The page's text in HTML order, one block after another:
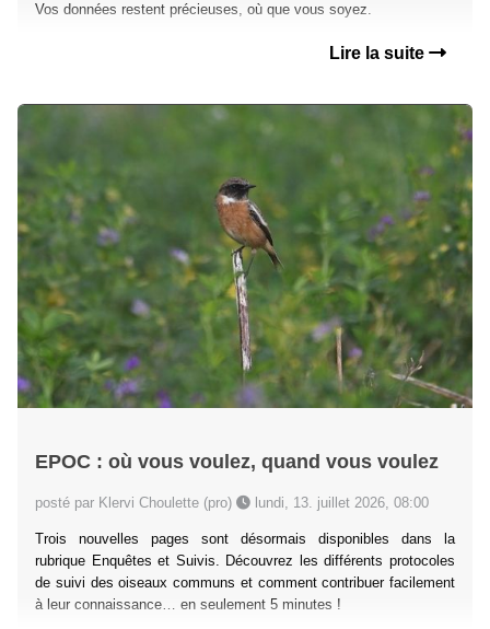
Vos données restent précieuses, où que vous soyez.
Lire la suite
EPOC : où vous voulez, quand vous voulez
posté par Klervi Choulette (pro) lundi, 13. juillet 2026, 08:00
Trois nouvelles pages sont désormais disponibles dans la
rubrique Enquêtes et Suivis. Découvrez les différents protocoles
de suivi des oiseaux communs et comment contribuer facilement
à leur connaissance… en seulement 5 minutes !